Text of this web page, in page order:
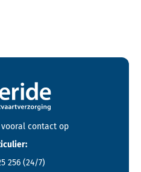
Meride
vooral contact op
256 (24/7)